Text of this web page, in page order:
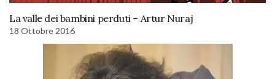
La valle dei bambini perduti – Artur Nuraj
18 Ottobre 2016